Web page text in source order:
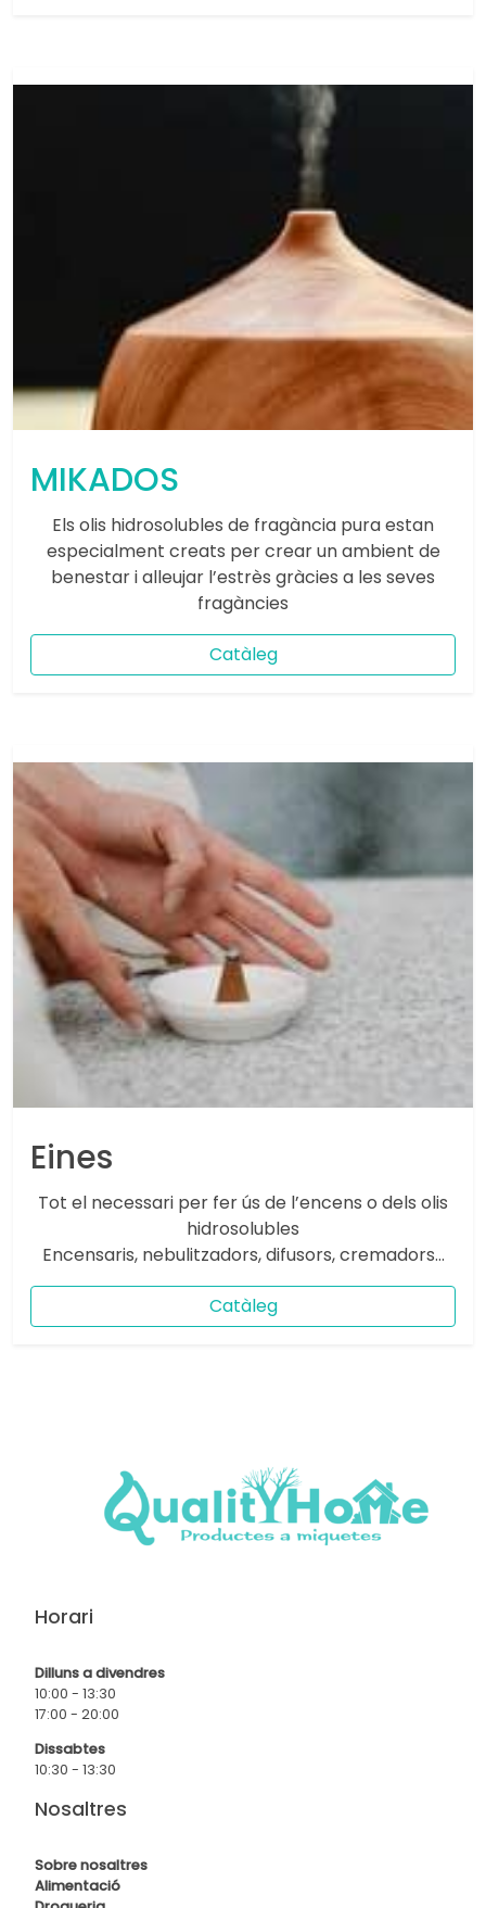
MIKADOS
Els olis hidrosolubles de fragància pura estan
especialment creats per crear un ambient de
benestar i alleujar l’estrès gràcies a les seves
fragàncies
Catàleg
Eines
Tot el necessari per fer ús de l’encens o dels olis
hidrosolubles
Encensaris, nebulitzadors, difusors, cremadors...
Catàleg
Horari
Dilluns a divendres
10:00 - 13:30
17:00 - 20:00
Dissabtes
10:30 - 13:30
Nosaltres
Sobre nosaltres
Alimentació